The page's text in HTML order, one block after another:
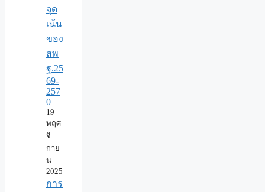
จุด
เน้น
ของ
สพ
ฐ.25
69-
257
0
19
พฤศ
จิ
กาย
น
2025
การ